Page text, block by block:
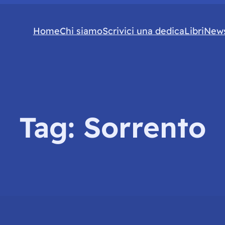
HomeChi siamoScrivici una dedicaLibri
Tag: Sorrento